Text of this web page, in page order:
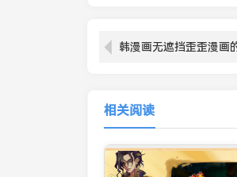
相关阅读